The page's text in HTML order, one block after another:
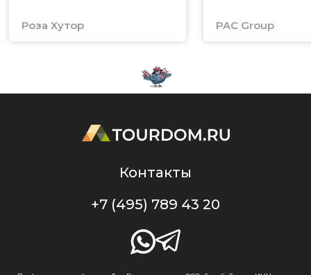
Роза Хутор PAC Group
Контакты
+7 (495) 789 43 20